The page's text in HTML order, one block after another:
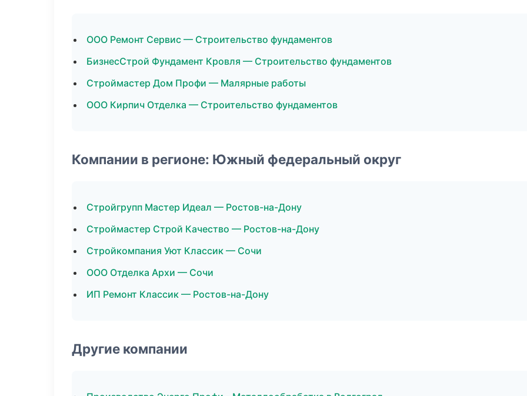
ООО Ремонт Сервис — Строительство фундаментов
БизнесСтрой Фундамент Кровля — Строительство фундаментов
Строймастер Дом Профи — Малярные работы
ООО Кирпич Отделка — Строительство фундаментов
Компании в регионе: Южный федеральный округ
Стройгрупп Мастер Идеал — Ростов-на-Дону
Строймастер Строй Качество — Ростов-на-Дону
Стройкомпания Уют Классик — Сочи
ООО Отделка Архи — Сочи
ИП Ремонт Классик — Ростов-на-Дону
Другие компании